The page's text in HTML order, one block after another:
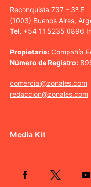
Reconquista 737 – 3º E
(1003) Buenos Aires,
Tel. +54 11 5235 0896
Propietario: Compañía
Número de Registro:
comercial@zonales.com
redaccion@zonales.com
Media Kit